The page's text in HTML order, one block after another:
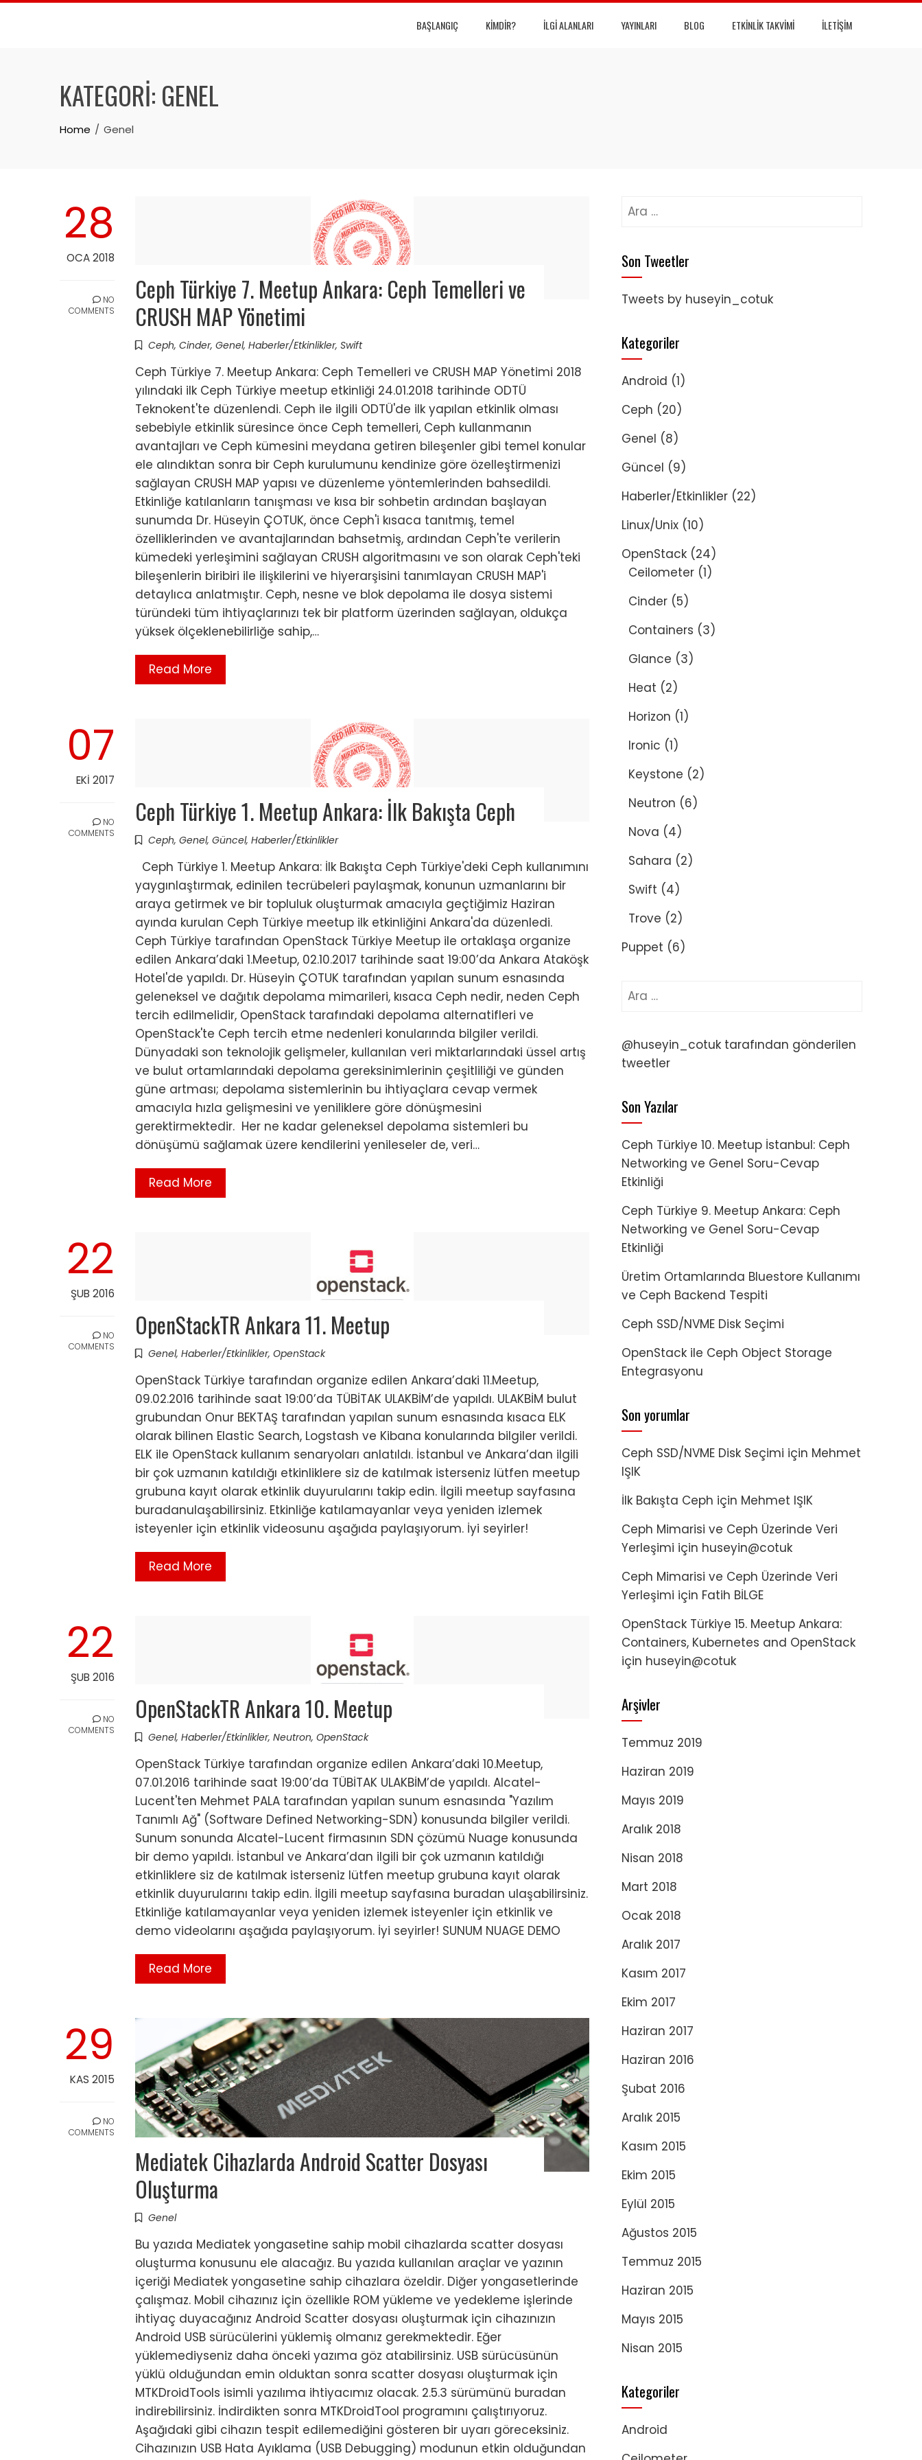
Skip
BAŞLANGIÇ KIMDIR? İLGI ALANLARI YAYINLARI BLOG ETKINLIK TAKVIMI İLETIŞIM
KATEGORI: GENEL
Home Genel
28
OCA 2018
NO
COMMENTS
Ceph Türkiye 7. Meetup Ankara: Ceph Temelleri ve
CRUSH MAP Yönetimi
Ceph, Cinder, Genel, Haberler/Etkinlikler, Swift
Ceph Türkiye 7. Meetup Ankara: Ceph Temelleri ve CRUSH MAP Yönetimi 2018
yılındaki ilk Ceph Türkiye meetup etkinliği 24.01.2018 tarihinde ODTÜ
Teknokent'te düzenlendi. Ceph ile ilgili ODTÜ'de ilk yapılan etkinlik olması
sebebiyle etkinlik süresince önce Ceph temelleri, Ceph kullanmanın
avantajları ve Ceph kümesini meydana getiren bileşenler gibi temel konular
ele alındıktan sonra bir Ceph kurulumunu kendinize göre özelleştirmenizi
sağlayan CRUSH MAP yapısı ve düzenleme yöntemlerinden bahsedildi.
Etkinliğe katılanların tanışması ve kısa bir sohbetin ardından başlayan
sunumda Dr. Hüseyin ÇOTUK, önce Ceph'i kısaca tanıtmış, temel
özelliklerinden ve avantajlarından bahsetmiş, ardından Ceph'te verilerin
kümedeki yerleşimini sağlayan CRUSH algoritmasını ve son olarak Ceph'teki
bileşenlerin biribiri ile ilişkilerini ve hiyerarşisini tanımlayan CRUSH MAP'i
detaylıca anlatmıştır. Ceph, nesne ve blok depolama ile dosya sistemi
türündeki tüm ihtiyaçlarınızı tek bir platform üzerinden sağlayan, oldukça
yüksek ölçeklenebilirliğe sahip,…
Read More
07
EKI 2017
NO
COMMENTS
Ceph Türkiye 1. Meetup Ankara: İlk Bakışta Ceph
Ceph, Genel, Güncel, Haberler/Etkinlikler
Ceph Türkiye 1. Meetup Ankara: İlk Bakışta Ceph Türkiye'deki Ceph kullanımını
yaygınlaştırmak, edinilen tecrübeleri paylaşmak, konunun uzmanlarını bir
araya getirmek ve bir topluluk oluşturmak amacıyla geçtiğimiz Haziran
ayında kurulan Ceph Türkiye meetup ilk etkinliğini Ankara'da düzenledi.
Ceph Türkiye tarafından OpenStack Türkiye Meetup ile ortaklaşa organize
edilen Ankara’daki 1.Meetup, 02.10.2017 tarihinde saat 19:00’da Ankara Ataköşk
Hotel'de yapıldı. Dr. Hüseyin ÇOTUK tarafından yapılan sunum esnasında
geleneksel ve dağıtık depolama mimarileri, kısaca Ceph nedir, neden Ceph
tercih edilmelidir, OpenStack tarafındaki depolama alternatifleri ve
OpenStack'te Ceph tercih etme nedenleri konularında bilgiler verildi.
Dünyadaki son teknolojik gelişmeler, kullanılan veri miktarlarındaki üssel artış
ve bulut ortamlarındaki depolama gereksinimlerinin çeşitliliği ve günden
güne artması; depolama sistemlerinin bu ihtiyaçlara cevap vermek
amacıyla hızla gelişmesini ve yeniliklere göre dönüşmesini
gerektirmektedir. Her ne kadar geleneksel depolama sistemleri bu
dönüşümü sağlamak üzere kendilerini yenileseler de, veri…
Read More
22
ŞUB 2016
NO
COMMENTS
OpenStackTR Ankara 11. Meetup
Genel, Haberler/Etkinlikler, OpenStack
OpenStack Türkiye tarafından organize edilen Ankara’daki 11.Meetup,
09.02.2016 tarihinde saat 19:00’da TÜBİTAK ULAKBİM’de yapıldı. ULAKBİM bulut
grubundan Onur BEKTAŞ tarafından yapılan sunum esnasında kısaca ELK
olarak bilinen Elastic Search, Logstash ve Kibana konularında bilgiler verildi.
ELK ile OpenStack kullanım senaryoları anlatıldı. İstanbul ve Ankara’dan ilgili
bir çok uzmanın katıldığı etkinliklere siz de katılmak isterseniz lütfen meetup
grubuna kayıt olarak etkinlik duyurularını takip edin. İlgili meetup sayfasına
buradanulaşabilirsiniz. Etkinliğe katılamayanlar veya yeniden izlemek
isteyenler için etkinlik videosunu aşağıda paylaşıyorum. İyi seyirler!
Read More
22
ŞUB 2016
NO
COMMENTS
OpenStackTR Ankara 10. Meetup
Genel, Haberler/Etkinlikler, Neutron, OpenStack
OpenStack Türkiye tarafından organize edilen Ankara’daki 10.Meetup,
07.01.2016 tarihinde saat 19:00’da TÜBİTAK ULAKBİM’de yapıldı. Alcatel-
Lucent'ten Mehmet PALA tarafından yapılan sunum esnasında "Yazılım
Tanımlı Ağ" (Software Defined Networking-SDN) konusunda bilgiler verildi.
Sunum sonunda Alcatel-Lucent firmasının SDN çözümü Nuage konusunda
bir demo yapıldı. İstanbul ve Ankara’dan ilgili bir çok uzmanın katıldığı
etkinliklere siz de katılmak isterseniz lütfen meetup grubuna kayıt olarak
etkinlik duyurularını takip edin. İlgili meetup sayfasına buradan ulaşabilirsiniz.
Etkinliğe katılamayanlar veya yeniden izlemek isteyenler için etkinlik ve
demo videolarını aşağıda paylaşıyorum. İyi seyirler! SUNUM NUAGE DEMO
Read More
29
KAS 2015
NO
COMMENTS
Mediatek Cihazlarda Android Scatter Dosyası
Oluşturma
Genel
Bu yazıda Mediatek yongasetine sahip mobil cihazlarda scatter dosyası
oluşturma konusunu ele alacağız. Bu yazıda kullanılan araçlar ve yazının
içeriği Mediatek yongasetine sahip cihazlara özeldir. Diğer yongasetlerinde
çalışmaz. Mobil cihazınız için özellikle ROM yükleme ve yedekleme işlerinde
ihtiyaç duyacağınız Android Scatter dosyası oluşturmak için cihazınızın
Android USB sürücülerini yüklemiş olmanız gerekmektedir. Eğer
yüklemediyseniz daha önceki yazıma göz atabilirsiniz. USB sürücüsünün
yüklü olduğundan emin olduktan sonra scatter dosyası oluşturmak için
MTKDroidTools isimli yazılıma ihtiyacımız olacak. 2.5.3 sürümünü buradan
indirebilirsiniz. İndirdikten sonra MTKDroidTool programını çalıştırıyoruz.
Aşağıdaki gibi cihazın tespit edilemediğini gösteren bir uyarı göreceksiniz.
Cihazınızın USB Hata Ayıklama (USB Debugging) modunun etkin olduğundan
Arama:
Son Tweetler
Tweets by huseyin_cotuk
Kategoriler
Android (1)
Ceph (20)
Genel (8)
Güncel (9)
Haberler/Etkinlikler (22)
Linux/Unix (10)
OpenStack (24)
Ceilometer (1)
Cinder (5)
Containers (3)
Glance (3)
Heat (2)
Horizon (1)
Ironic (1)
Keystone (2)
Neutron (6)
Nova (4)
Sahara (2)
Swift (4)
Trove (2)
Puppet (6)
Arama:
@huseyin_cotuk tarafından gönderilen
tweetler
Son Yazılar
Ceph Türkiye 10. Meetup İstanbul: Ceph
Networking ve Genel Soru-Cevap
Etkinliği
Ceph Türkiye 9. Meetup Ankara: Ceph
Networking ve Genel Soru-Cevap
Etkinliği
Üretim Ortamlarında Bluestore Kullanımı
ve Ceph Backend Tespiti
Ceph SSD/NVME Disk Seçimi
OpenStack ile Ceph Object Storage
Entegrasyonu
Son yorumlar
Ceph SSD/NVME Disk Seçimi için Mehmet
IŞIK
İlk Bakışta Ceph için Mehmet IŞIK
Ceph Mimarisi ve Ceph Üzerinde Veri
Yerleşimi için huseyin@cotuk
Ceph Mimarisi ve Ceph Üzerinde Veri
Yerleşimi için Fatih BİLGE
OpenStack Türkiye 15. Meetup Ankara:
Containers, Kubernetes and OpenStack
için huseyin@cotuk
Arşivler
Temmuz 2019
Haziran 2019
Mayıs 2019
Aralık 2018
Nisan 2018
Mart 2018
Ocak 2018
Aralık 2017
Kasım 2017
Ekim 2017
Haziran 2017
Haziran 2016
Şubat 2016
Aralık 2015
Kasım 2015
Ekim 2015
Eylül 2015
Ağustos 2015
Temmuz 2015
Haziran 2015
Mayıs 2015
Nisan 2015
Kategoriler
Android